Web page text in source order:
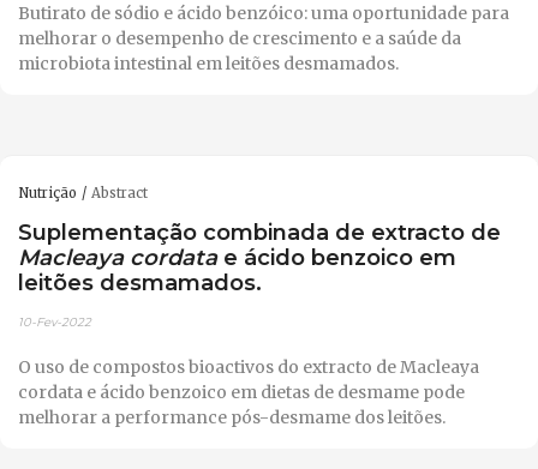
Butirato de sódio e ácido benzóico: uma oportunidade para
melhorar o desempenho de crescimento e a saúde da
microbiota intestinal em leitões desmamados.
Nutrição Abstract
Suplementação combinada de extracto de
Macleaya cordatae ácido benzoico em
leitões desmamados.
10-Fev-2022
O uso de compostos bioactivos do extracto de Macleaya
cordata e ácido benzoico em dietas de desmame pode
melhorar a performance pós-desmame dos leitões.